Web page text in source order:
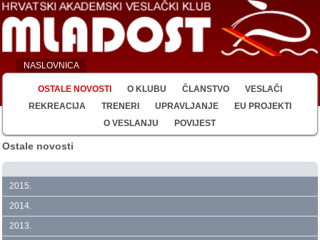
NASLOVNICA
OSTALE NOVOSTI O KLUBU ČLANSTVO
VESLAČI
REKREACIJA
TRENERI UPRAVLJANJE
EU PROJEKTI
O VESLANJU
POVIJEST
Ostale novosti
2015.
2014.
2013.